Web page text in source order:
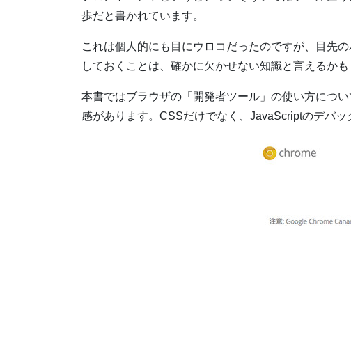
歩だと書かれています。
これは個人的にも目にウロコだったのですが、目先
しておくことは、確かに欠かせない知識と言えるかも
本書ではブラウザの「開発者ツール」の使い方につ
感があります。CSSだけでなく、JavaScriptのデバ